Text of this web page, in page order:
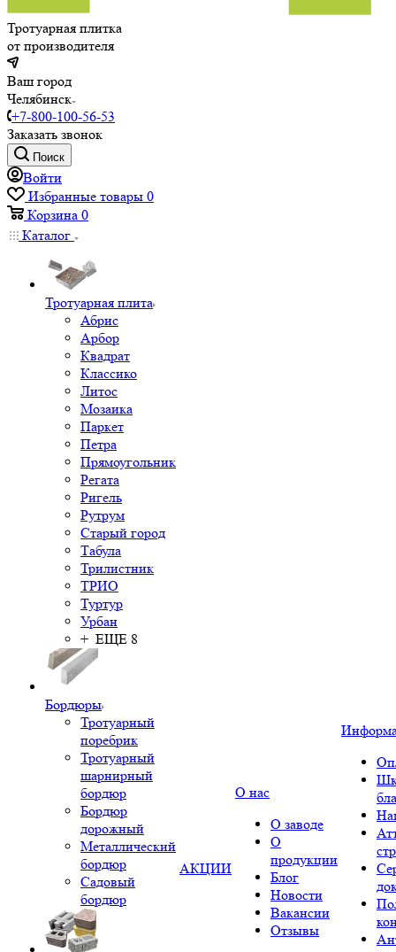
Тротуарная плитка
от производителя
Ваш город
Челябинск
+7-800-100-56-53
Заказать звонок
Поиск
Войти
Избранные товары 0
Корзина 0
Каталог
Тротуарная плита
Абрис
Арбор
Квадрат
Классико
Литос
Мозаика
Паркет
Петра
Прямоугольник
Регата
Ригель
Рутрум
Старый город
Табула
Трилистник
ТРИО
Туртур
Урбан
+ ЕЩЕ 8
Бордюры
Тротуарный
поребрик
Тротуарный
шарнирный
бордюр
Бордюр
дорожный
Металлический
бордюр
Садовый
бордюр
АКЦИИ
О нас
О заводе
О
продукции
Блог
Новости
Вакансии
Отзывы